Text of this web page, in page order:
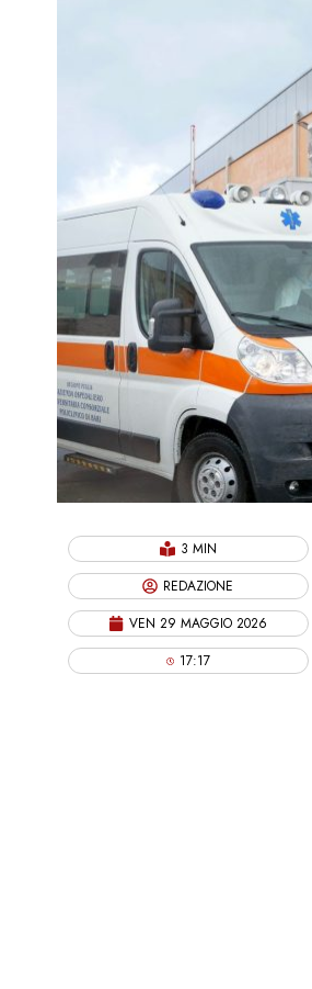
3 MIN
REDAZIONE
VEN 29 MAGGIO 2026
17:17